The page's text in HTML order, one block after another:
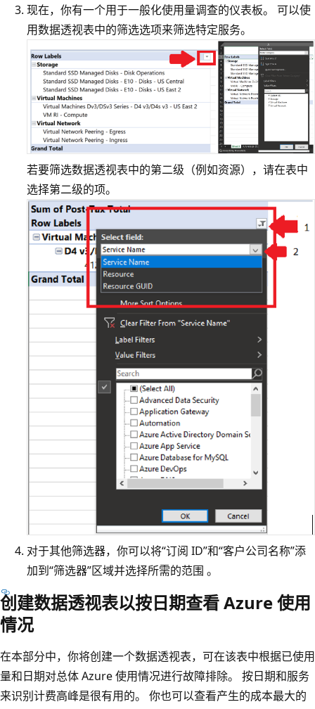
现在，你有一个用于一般化使用量调查的仪表板。 可以使
用数据透视表中的筛选选项来筛选特定服务。
若要筛选数据透视表中的第二级（例如资源），请在表中
选择第二级的项。
对于其他筛选器，你可以将“订阅 ID”和“客户公司名称”添
加到“筛选器”区域并选择所需的范围 。
创建数据透视表以按日期查看 Azure 使用
情况
在本部分中，你将创建一个数据透视表，可在该表中根据已使用
量和日期对总体 Azure 使用情况进行故障排除。 按日期和服务
来识别计费高峰是很有用的。 你也可以查看产生的成本最大的